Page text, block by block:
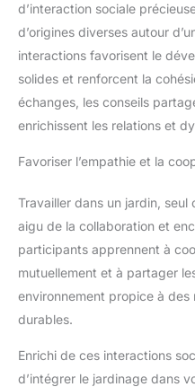
d’interaction sociale
d’origines diverses autour
interactions favorisent le
solides et renforcent la
échanges, les conseils
enrichissent les relations et
Favoriser l’empathie et la
Travailler dans un jardin,
aigu de la collaboration et
participants apprennent à
mutuellement et à partager
environnement propice à des
durables.
Enrichi de ces interactions
d’intégrer le jardinage dans